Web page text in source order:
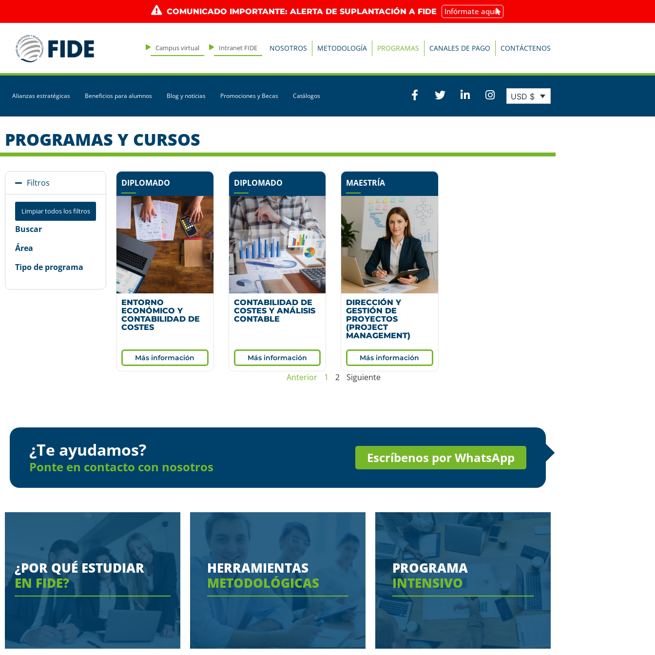
COMUNICADO IMPORTANTE: ALERTA DE SUPLANTACIÓN A FIDE Infórmate aquí
Campus virtual Intranet FIDE NOSOTROS METODOLOGÍA PROGRAMAS CANALES DE PAGO CONTÁCTENOS
Alianzas estratégicas Beneficios para alumnos Blog y noticias Promociones y Becas Catálogos USD $
PROGRAMAS Y CURSOS
Filtros
Limpiar todos los filtros
Buscar
Área
Tipo de programa
DIPLOMADO
ENTORNO
ECONÓMICO Y
CONTABILIDAD DE
COSTES
Más información
DIPLOMADO
CONTABILIDAD DE
COSTES Y ANÁLISIS
CONTABLE
Más información
MAESTRÍA
DIRECCIÓN Y
GESTIÓN DE
PROYECTOS
(PROJECT
MANAGEMENT)
Más información
Anterior 1 2 Siguiente
¿Te ayudamos?
Ponte en contacto con nosotros
Escríbenos por WhatsApp
¿POR QUÉ ESTUDIAR
EN FIDE?
HERRAMIENTAS
METODOLÓGICAS
PROGRAMA
INTENSIVO